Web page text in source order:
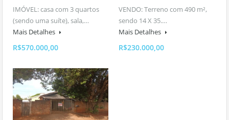
IMÓVEL: casa com 3 quartos
(sendo uma suíte), sala,…
Mais Detalhes
R$570.000,00
VENDO: Terreno com 490 m²,
sendo 14 X 35.…
Mais Detalhes
R$230.000,00